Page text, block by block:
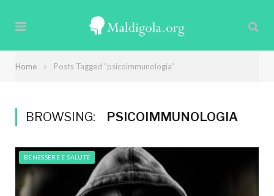
Home » Posts Tagged "psicoimmunologia"
BROWSING: PSICOIMMUNOLOGIA
BENESSERE E SALUTE